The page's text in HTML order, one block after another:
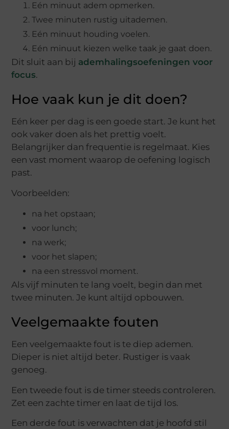
Eén minuut adem opmerken.
Twee minuten rustig uitademen.
Eén minuut houding voelen.
Eén minuut kiezen welke taak je gaat doen.
Dit sluit aan bij ademhalingsoefeningen voor
focus.
Hoe vaak kun je dit doen?
Eén keer per dag is een goede start. Je kunt het
ook vaker doen als het prettig voelt.
Belangrijker dan frequentie is regelmaat. Kies
een vast moment waarop de oefening logisch
past.
Voorbeelden:
na het opstaan;
voor lunch;
na werk;
voor het slapen;
na een stressvol moment.
Als vijf minuten te lang voelt, begin dan met
twee minuten. Je kunt altijd opbouwen.
Veelgemaakte fouten
Een veelgemaakte fout is te diep ademen.
Dieper is niet altijd beter. Rustiger is vaak
genoeg.
Een tweede fout is de timer steeds controleren.
Zet een zachte timer en laat de tijd los.
Een derde fout is verwachten dat je hoofd stil